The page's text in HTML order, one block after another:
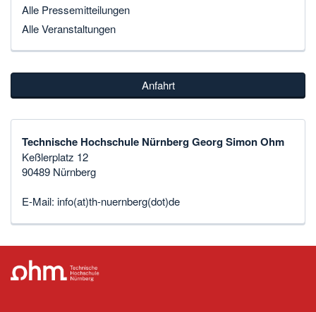
Alle Pressemitteilungen
Alle Veranstaltungen
Anfahrt
Technische Hochschule Nürnberg Georg Simon Ohm
Keßlerplatz 12
90489 Nürnberg
E-Mail: info(at)th-nuernberg(dot)de